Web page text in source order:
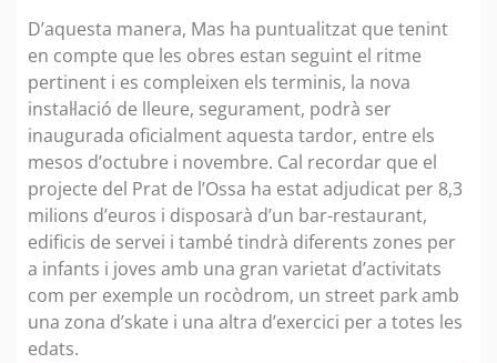
D’aquesta manera, Mas ha puntualitzat que tenint
en compte que les obres estan seguint el ritme
pertinent i es compleixen els terminis, la nova
instal·lació de lleure, segurament, podrà ser
inaugurada oficialment aquesta tardor, entre els
mesos d’octubre i novembre. Cal recordar que el
projecte del Prat de l’Ossa ha estat adjudicat per 8,3
milions d’euros i disposarà d’un bar-restaurant,
edificis de servei i també tindrà diferents zones per
a infants i joves amb una gran varietat d’activitats
com per exemple un rocòdrom, un street park amb
una zona d’skate i una altra d’exercici per a totes les
edats.